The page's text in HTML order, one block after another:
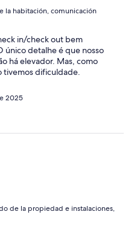
la habitación, comunicación
in/check out bem
único detalhe é que nosso
há elevador. Mas, como
tivemos dificuldade.
2025
de la propiedad e instalaciones,